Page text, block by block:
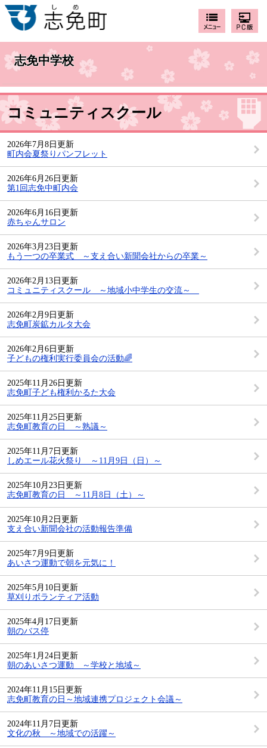
志免中学校
コミュニティスクール
2026年7月8日更新
町内会夏祭りパンフレット
2026年6月26日更新
第1回志免中町内会
2026年6月16日更新
赤ちゃんサロン
2026年3月23日更新
もう一つの卒業式 ～支え合い新聞会社からの卒業～
2026年2月13日更新
コミュニティスクール ～地域小中学生の交流～
2026年2月9日更新
志免町炭鉱カルタ大会
2026年2月6日更新
子どもの権利実行委員会の活動🌈
2025年11月26日更新
志免町子ども権利かるた大会
2025年11月25日更新
志免町教育の日 ～熟議～
2025年11月7日更新
しめエール花火祭り ～11月9日（日）～
2025年10月23日更新
志免町教育の日 ～11月8日（土）～
2025年10月2日更新
支え合い新聞会社の活動報告準備
2025年7月9日更新
あいさつ運動で朝を元気に！
2025年5月10日更新
草刈りボランティア活動
2025年4月17日更新
朝のバス停
2025年1月24日更新
朝のあいさつ運動 ～学校と地域～
2024年11月15日更新
志免町教育の日～地域連携プロジェクト会議～
2024年11月7日更新
文化の秋 ～地域での活躍～